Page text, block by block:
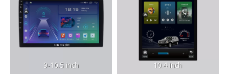
9-10.5 inch 10.4 inch